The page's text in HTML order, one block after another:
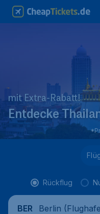
mit Extra-Rabatt!
Entdecke
Rückflug
BER
Berlin